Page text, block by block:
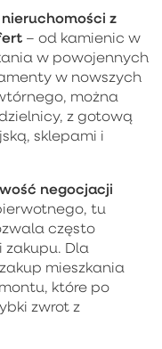
z
– od kamienic w
w powojennych
w nowszych
można
z gotową
sklepami i
negocjacji
tu
często
zakupu. Dla
mieszkania
które po
zwrot z